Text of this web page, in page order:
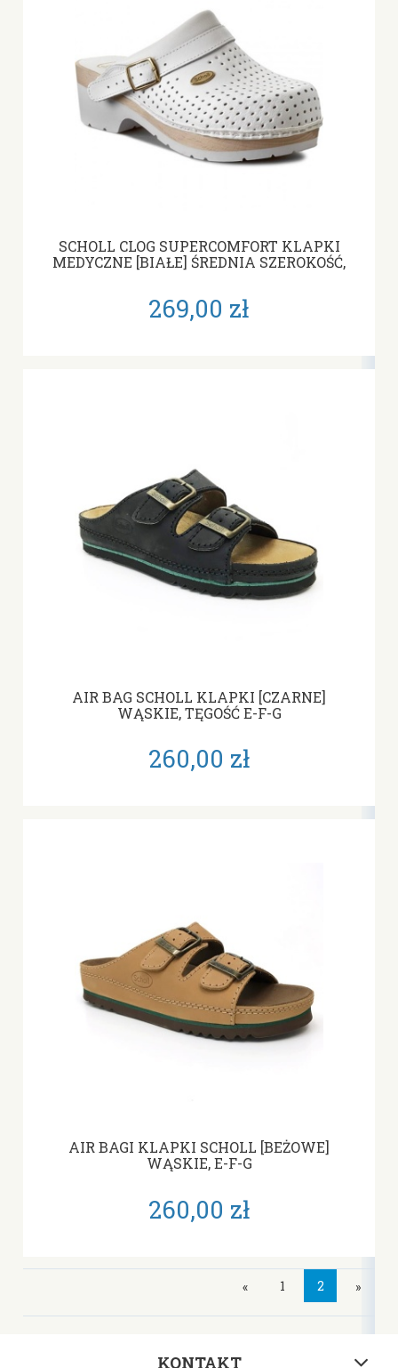
SCHOLL CLOG SUPERCOMFORT KLAPKI
MEDYCZNE [BIAŁE] ŚREDNIA SZEROKOŚĆ,
269,00 zł
AIR BAG SCHOLL KLAPKI [CZARNE]
WĄSKIE, TĘGOŚĆ E-F-G
260,00 zł
AIR BAGI KLAPKI SCHOLL [BEŻOWE]
WĄSKIE, E-F-G
260,00 zł
« 1 2 »
KONTAKT